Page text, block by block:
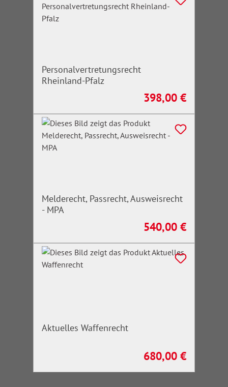
Personalvertretungsrecht
Rheinland-Pfalz
Regulärer Preis:
398,00 €
Melderecht, Passrecht, Ausweisrecht
- MPA
Regulärer Preis:
540,00 €
Aktuelles Waffenrecht
Regulärer Preis:
680,00 €